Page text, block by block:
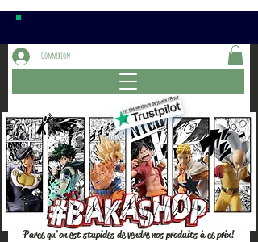
Parce qu'on est stupides de vendre nos produits à ce prix!
Connexion